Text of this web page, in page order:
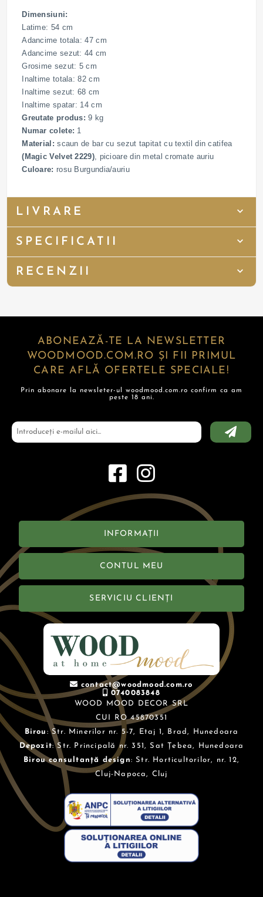
Dimensiuni:
Latime: 54 cm
Adancime totala: 47 cm
Adancime sezut: 44 cm
Grosime sezut: 5 cm
Inaltime totala: 82 cm
Inaltime sezut: 68 cm
Inaltime spatar: 14 cm
Greutate produs: 9 kg
Numar colete: 1
Material: scaun de bar cu sezut tapitat cu textil din catifea
(Magic Velvet 2229), picioare din metal cromate auriu
Culoare: rosu Burgundia/auriu
LIVRARE
SPECIFICATII
RECENZII
ABONEAZĂ-TE LA NEWSLETTER
WOODMOOD.COM.RO ȘI FII PRIMUL
CARE AFLĂ OFERTELE SPECIALE!
Prin abonare la newsleter-ul woodmood.com.ro confirm ca am
peste 18 ani.
INFORMAȚII
CONTUL MEU
SERVICIU CLIENȚI
contact@woodmood.com.ro
0740083848
WOOD MOOD DECOR SRL
CUI RO 45870351
Birou : Str. Minerilor nr. 5-7, Etaj 1, Brad, Hunedoara
Depozit: Str. Principală nr. 351, Sat Țebea, Hunedoara
Birou consultanță design: Str. Horticultorilor, nr. 12,
Cluj-Napoca, Cluj